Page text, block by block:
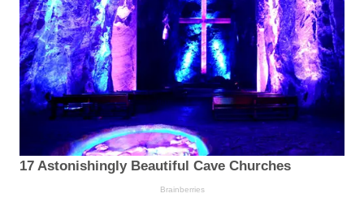
17 Astonishingly Beautiful Cave Churches
Brainberries